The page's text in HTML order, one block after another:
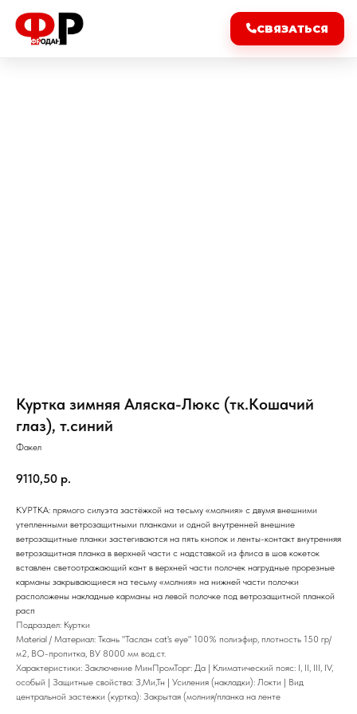
СВЯЗАТЬСЯ
Куртка зимняя Аляска-Люкс (тк.Кошачий
глаз), т.синий
Факел
9110,50 р.
КУРТКА: прямого силуэта застёжкой на тесьму «молния» с двумя внешними
утепленными ветрозащитными планками и одной внутренней внешние
ветрозащитные планки застегиваются на пять кнопок и ленты-контакт внутренняя
ветрозащитная планка в верхней части с надставкой из флиса в шов кокеток
вставлен светоотражающий кант в верхней части полочек нагрудные прорезные
карманы закрывающиеся на тесьму «молния» на нижней части полочки
расположены накладные карманы на левой полочке под ветрозащитной планкой
расп
Подраздел: Куртки
Material / Материал: Ткань "Таслан cat's eye" 100% полиэфир, плотность 150 гр/
м2, ВО-пропитка, ВУ 8000 мм вод.ст.
Характеристики: Заключение МинПромТорг: Да | Климатический пояс: I, II, III, IV,
особый | Защитные свойства: З,Ми,Тн | Усиления (накладки): Локти | Вид
центральной застежки (куртка): Закрытая (молния/планка на ленте